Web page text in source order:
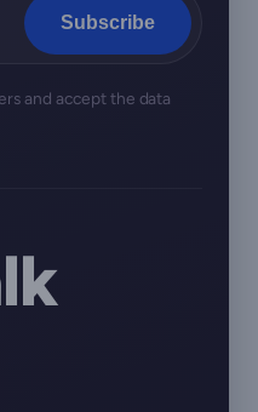
Subscribe
and accept the data